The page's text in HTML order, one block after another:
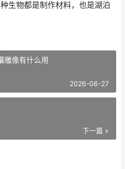
生物都是制作材料，也是湖泊
雕像有什么用
2026-06-27
下一篇 »